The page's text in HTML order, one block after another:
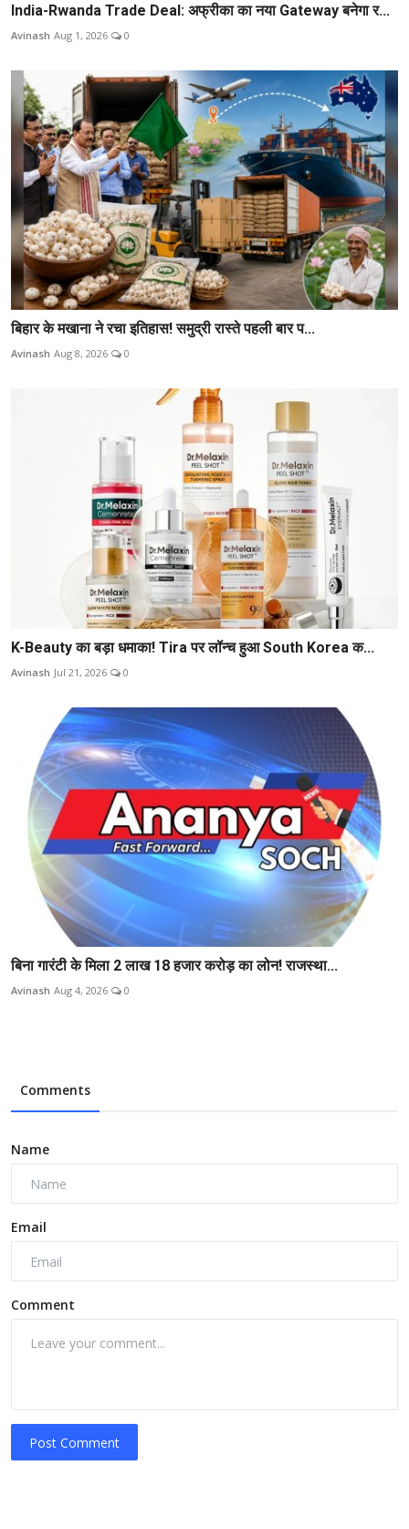
India-Rwanda Trade Deal: अफ्रीका का नया Gateway बनेगा र...
Avinash Aug 1, 2026 0
बिहार के मखाना ने रचा इतिहास! समुद्री रास्ते पहली बार प...
Avinash Aug 8, 2026 0
K-Beauty का बड़ा धमाका! Tira पर लॉन्च हुआ South Korea क...
Avinash Jul 21, 2026 0
बिना गारंटी के मिला 2 लाख 18 हजार करोड़ का लोन! राजस्था...
Avinash Aug 4, 2026 0
Comments
Name
Email
Comment
Post Comment